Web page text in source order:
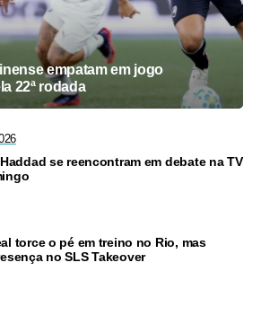
empatam em jogo
22ª rodada
se reencontram em debate na TV
torce o pé em treino no Rio, mas
no SLS Takeover